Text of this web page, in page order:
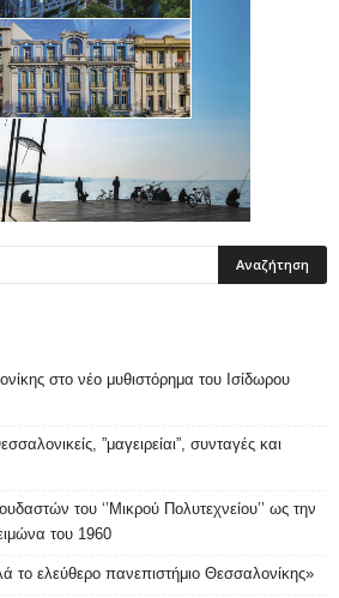
στο νέο μυθιστόρημα του Ισίδωρου
”μαγειρείαι”, συνταγές και
του ‘’Μικρού Πολυτεχνείου’’ ως την
του 1960
το ελεύθερο πανεπιστήμιο Θεσσαλονίκης»